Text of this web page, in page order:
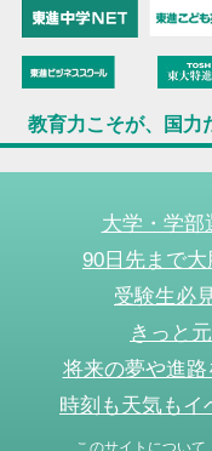
教育力こそが、国力
大学・学部
90日先まで
受験生必
きっと
将来の夢や進
時刻も天気もイ
このサイトについて